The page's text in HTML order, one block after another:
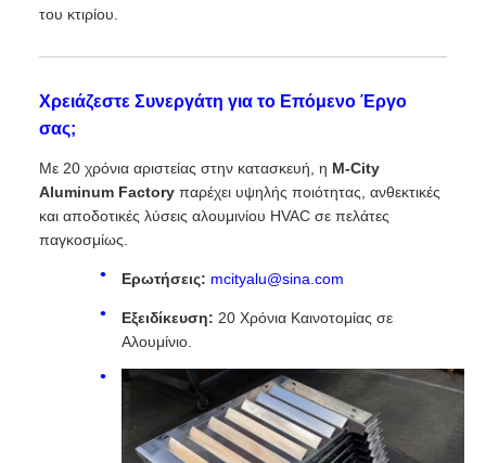
του κτιρίου.
Χρειάζεστε Συνεργάτη για το Επόμενο Έργο
σας;
Με 20 χρόνια αριστείας στην κατασκευή, η M-City
Aluminum Factory παρέχει υψηλής ποιότητας, ανθεκτικές
και αποδοτικές λύσεις αλουμινίου HVAC σε πελάτες
παγκοσμίως.
Ερωτήσεις: mcityalu@sina.com
Εξειδίκευση: 20 Χρόνια Καινοτομίας σε
Αλουμίνιο.